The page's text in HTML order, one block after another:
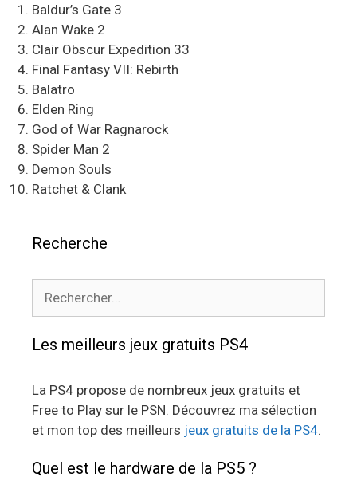
Baldur’s Gate 3
Alan Wake 2
Clair Obscur Expedition 33
Final Fantasy VII: Rebirth
Balatro
Elden Ring
God of War Ragnarock
Spider Man 2
Demon Souls
Ratchet & Clank
Recherche
Les meilleurs jeux gratuits PS4
La PS4 propose de nombreux jeux gratuits et
Free to Play sur le PSN. Découvrez ma sélection
et mon top des meilleurs jeux gratuits de la PS4.
Quel est le hardware de la PS5 ?